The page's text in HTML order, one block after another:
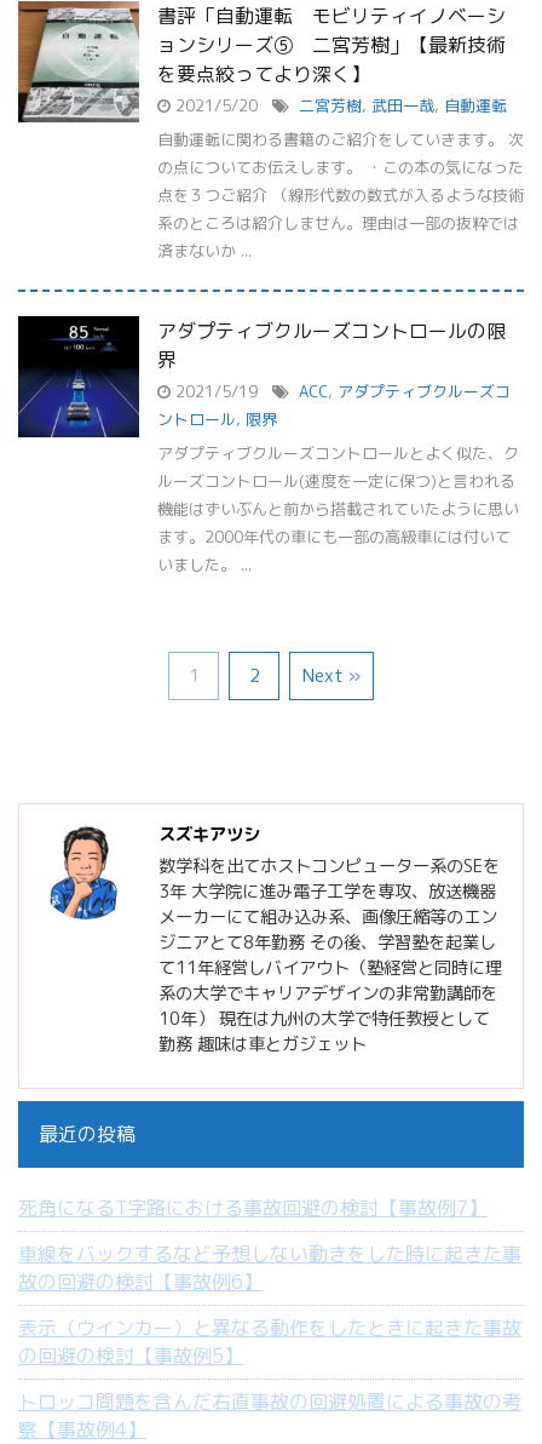
書評「自動運転 モビリティイノベーシ
ョンシリーズ⑤ 二宮芳樹」【最新技術
を要点絞ってより深く】
2021/5/20 二宮芳樹, 武田一哉, 自動運転
自動運転に関わる書籍のご紹介をしていきます。 次
の点についてお伝えします。 ・この本の気になった
点を３つご紹介 （線形代数の数式が入るような技術
系のところは紹介しません。理由は一部の抜粋では
済まないか ...
アダプティブクルーズコントロールの限
界
2021/5/19 ACC, アダプティブクルーズコ
ントロール, 限界
アダプティブクルーズコントロールとよく似た、ク
ルーズコントロール(速度を一定に保つ)と言われる
機能はずいぶんと前から搭載されていたように思い
ます。2000年代の車にも一部の高級車には付いて
いました。 ...
1 2 Next »
スズキアツシ
数学科を出てホストコンピューター系のSEを
3年 大学院に進み電子工学を専攻、放送機器
メーカーにて組み込み系、画像圧縮等のエン
ジニアとて8年勤務 その後、学習塾を起業し
て11年経営しバイアウト（塾経営と同時に理
系の大学でキャリアデザインの非常勤講師を
10年） 現在は九州の大学で特任教授として
勤務 趣味は車とガジェット
最近の投稿
死角になるT字路における事故回避の検討【事故例7】
車線をバックするなど予想しない動きをした時に起きた事
故の回避の検討【事故例6】
表示（ウインカー）と異なる動作をしたときに起きた事故
の回避の検討【事故例5】
トロッコ問題を含んだ右直事故の回避処置による事故の考
察【事故例4】